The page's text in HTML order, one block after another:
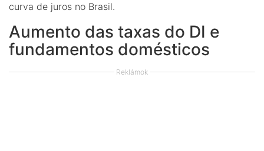
curva de juros no Brasil.
Aumento das taxas do DI e
fundamentos domésticos
Reklámok